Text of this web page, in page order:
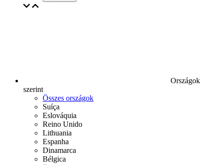
Országok
szerint
Összes országok
Suíça
Eslováquia
Reino Unido
Lithuania
Espanha
Dinamarca
Bélgica